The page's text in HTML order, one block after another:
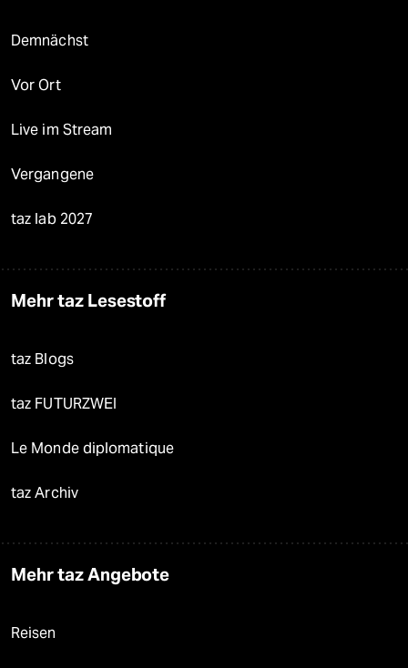
Demnächst
Vor Ort
Live im Stream
Vergangene
taz lab 2027
Mehr taz Lesestoff
taz Blogs
taz FUTURZWEI
Le Monde diplomatique
taz Archiv
Mehr taz Angebote
Reisen